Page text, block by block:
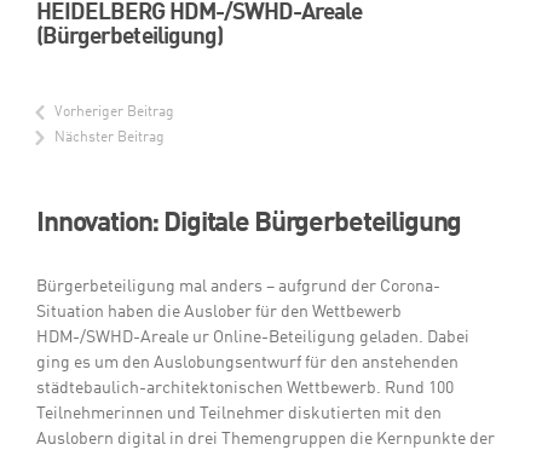
HEIDELBERG HDM-/SWHD-Areale
(Bürgerbeteiligung)
Vorheriger Beitrag
Nächster Beitrag
Innovation: Digitale Bürgerbeteiligung
Bürgerbeteiligung mal anders – aufgrund der Corona-
Situation haben die Auslober für den Wettbewerb
HDM-/SWHD-Areale ur Online-Beteiligung geladen. Dabei
ging es um den Auslobungsentwurf für den anstehenden
städtebaulich-architektonischen Wettbewerb. Rund 100
Teilnehmerinnen und Teilnehmer diskutierten mit den
Auslobern digital in drei Themengruppen die Kernpunkte der